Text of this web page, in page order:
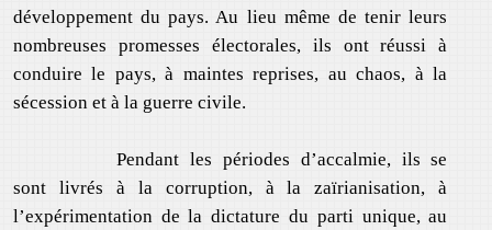
développement du pays. Au lieu même de tenir leurs
nombreuses promesses électorales, ils ont réussi à
conduire le pays, à maintes reprises, au chaos, à la
sécession et à la guerre civile.
Pendant les périodes d’accalmie, ils se
sont livrés à la corruption, à la zaïrianisation, à
l’expérimentation de la dictature du parti unique, au